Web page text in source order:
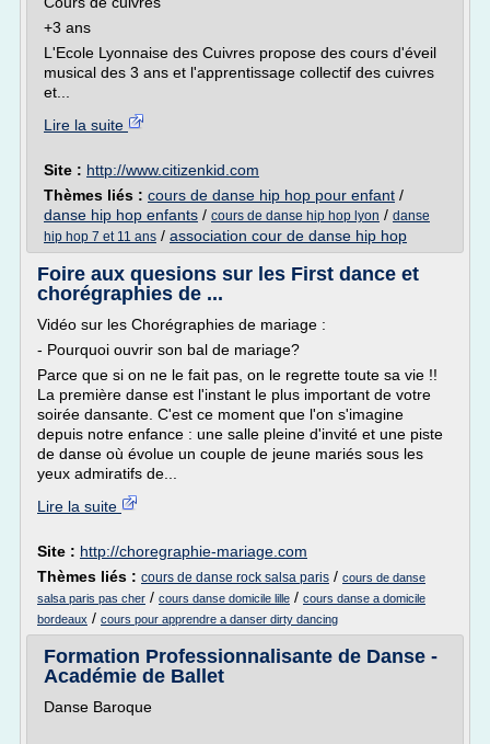
+3 ans
L'Ecole Lyonnaise des Cuivres propose des cours d'éveil
musical des 3 ans et l'apprentissage collectif des cuivres
et...
Lire la suite
Site : http://www.citizenkid.com
Thèmes liés : cours de danse hip hop pour enfant /
danse hip hop enfants / cours de danse hip hop lyon / danse
hip hop 7 et 11 ans / association cour de danse hip hop
Foire aux quesions sur les First dance et
chorégraphies de ...
Vidéo sur les Chorégraphies de mariage :
- Pourquoi ouvrir son bal de mariage?
Parce que si on ne le fait pas, on le regrette toute sa vie !!
La première danse est l'instant le plus important de votre
soirée dansante. C'est ce moment que l'on s'imagine
depuis notre enfance : une salle pleine d'invité et une piste
de danse où évolue un couple de jeune mariés sous les
yeux admiratifs de...
Lire la suite
Site : http://choregraphie-mariage.com
Thèmes liés : cours de danse rock salsa paris / cours de danse
salsa paris pas cher / cours danse domicile lille / cours danse a domicile
bordeaux / cours pour apprendre a danser dirty dancing
Formation Professionnalisante de Danse -
Académie de Ballet
Danse Baroque